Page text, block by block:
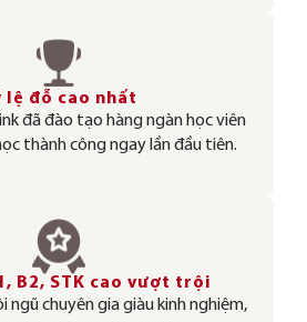
lệ đỗ cao nhất
đã đào tạo hàng ngàn học viên
thành công ngay lần đầu tiên.
B2, STK cao vượt trội
ngũ chuyên gia giàu kinh nghiệm,